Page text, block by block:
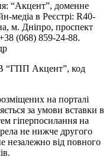
“Акцент”, доменне
медіа в Реєстрі: R40-
м. Дніпро, проспект
(068) 859-24-88.
“ГПП Акцент”, код
на порталі
за умови вставки в
гіперпосилання на
не нижче другого
незалежно від повного